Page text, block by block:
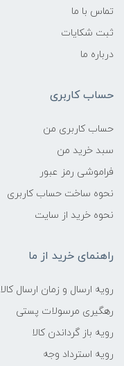
تماس با ما
ثبت شکایات
درباره ما
حساب کاربری
حساب کاربری من
سبد خرید من
فراموشی رمز عبور
نحوه ساخت حساب کاربری
نحوه خرید از سایت
راهنمای خرید از ما
رویه ارسال و زمان ارسال کالا
رهگیری مرسولات پستی
رویه باز گرداندن کالا
رویه استرداد وجه